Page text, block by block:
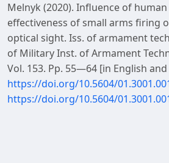
Melnyk (2020). Influence of
effectiveness of small arms firing
optical sight. Iss. of armament
of Military Inst. of Armament
Vol. 153. Рр. 55—64 [in English
https://doi.org/10.5604/
https://doi.org/10.5604/